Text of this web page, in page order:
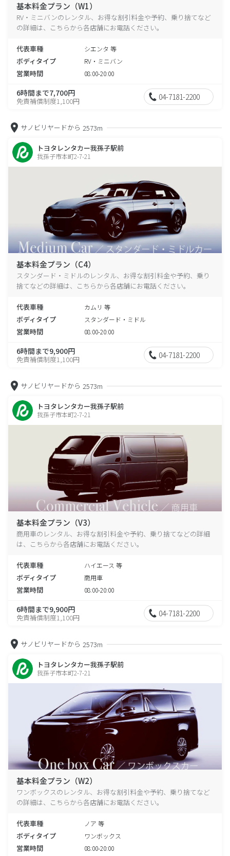
基本料金プラン（W1）
RV・ミニバンのレンタル、お得な割引料金や予約、乗り捨てなど
の詳細は、こちらから各店舗にお電話ください。
代表車種 シエンタ 等
ボディタイプ RV・ミニバン
営業時間 08:00-20:00
6時間まで7,700円
免責補償制度1,100円 04-7181-2200
サノビリヤードから 2573m
トヨタレンタカー我孫子駅前
我孫子市本町2-7-21
基本料金プラン（C4）
スタンダード・ミドルのレンタル、お得な割引料金や予約、乗り
捨てなどの詳細は、こちらから各店舗にお電話ください。
代表車種 カムリ 等
ボディタイプ スタンダード・ミドル
営業時間 08:00-20:00
6時間まで9,900円
免責補償制度1,100円 04-7181-2200
サノビリヤードから 2573m
トヨタレンタカー我孫子駅前
我孫子市本町2-7-21
基本料金プラン（V3）
商用車のレンタル、お得な割引料金や予約、乗り捨てなどの詳細
は、こちらから各店舗にお電話ください。
代表車種 ハイエース 等
ボディタイプ 商用車
営業時間 08:00-20:00
6時間まで9,900円
免責補償制度1,100円 04-7181-2200
サノビリヤードから 2573m
トヨタレンタカー我孫子駅前
我孫子市本町2-7-21
基本料金プラン（W2）
ワンボックスのレンタル、お得な割引料金や予約、乗り捨てなど
の詳細は、こちらから各店舗にお電話ください。
代表車種 ノア 等
ボディタイプ ワンボックス
営業時間 08:00-20:00